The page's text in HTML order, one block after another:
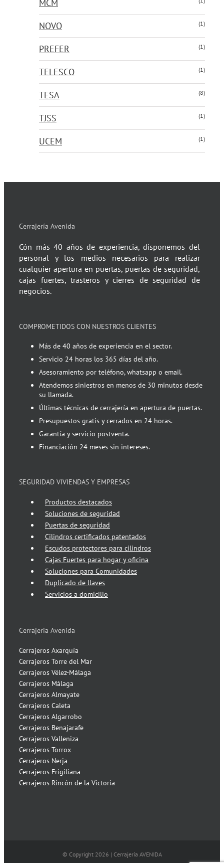
MCM
NOVO (1)
PREFER (1)
TELESCO (1)
TESA (8)
TJSS (1)
UCEM (1)
Cerrajería Avenida
Cón más 40 años de experiencia, disponemos del
personal y los medios necesarios para realizar
cualquier apertura en puertas, puertas de seguridad,
cajas fuertes, trasteros y cierres de seguridad de
negocios.
COMPROMETIDOS CON NUESTROS CLIENTES
Más de 40 años de experiencia en el sector.
Servicio 24 horas los 365 días del año.
Asesoramiento por teléfono, whatsapp o email.
Atendemos siniestros en menos de 30 minutos desde
su llamada.
Últimas técnicas de cerrajería en apertura de puertas.
Presupuestos gratis y cerrados en 24 horas.
Garantía y servicio postventa.
Financiación 24 meses sin intereses.
SEGURIDAD VIVIENDAS Y EMPRESAS
Productos destacados
Soluciones de seguridad
Puertas de seguridad
Cilindros certificados patentados
Escudos protectores para cilindros
Cajas Fuertes para hogar y oficina
Soluciones para Comunidades
Duplicado de llaves
Servicios a domicilio
Cerrajeria Avenida
Cerrajeros Axarquía
Cerrajeros Torre del Mar
Cerrajeros Vélez-Málaga
Cerrajeros Málaga
Cerrajeros Almayate
Cerrajeros Caleta
Cerrajeros Algarrobo
Cerrajeros Benajarafe
Cerrajeros Valleniza
Cerrajeros Torrox
Cerrajeros Nerja
Cerrajeros Frigiliana
Cerrajeros Rincón de la Victoria
© Copyright 2026 | Cerrajería AVENIDA